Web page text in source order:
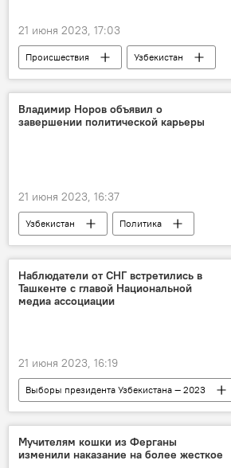
21 июня 2023, 17:03
Происшествия
Узбекистан
Сурхандарьинская область
Поезд
Владимир Норов объявил о
завершении политической карьеры
21 июня 2023, 16:37
Узбекистан
Политика
Владимир Норов
МИД Узбекистана
Наблюдатели от СНГ встретились в
Ташкенте с главой Национальной
медиа ассоциации
21 июня 2023, 16:19
Выборы президента Узбекистана — 2023
Узбекистан
выборы
СНГ
Наблюдатели
выборы президента
Президентские выборы в Узбекистане
Мучителям кошки из Ферганы
изменили наказание на более жесткое